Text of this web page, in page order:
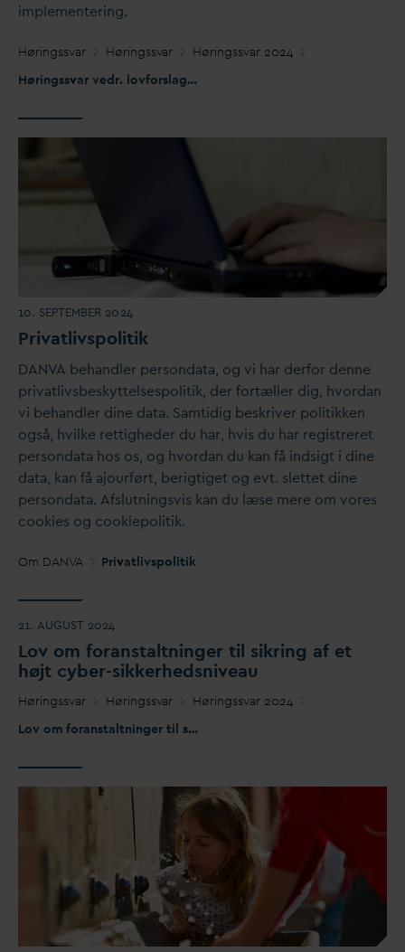
implementering.
Høringssvar Høringssvar Høringssvar 2024
Høringssvar vedr. lovforslag om terrænnært grund
10. SEPTEMBER 2024
Privatlivspolitik
DANVA behandler persondata, og vi har derfor denne
privatlivsbeskyttelsespolitik, der fortæller dig, hvordan
vi behandler dine data. Samtidig beskriver politikken
også, hvilke rettigheder du har, hvis du har registreret
persondata hos os, og hvordan du kan få indsigt i dine
data, kan få ajourført, berigtiget og evt. slettet dine
persondata. Afslutningsvis kan du læse mere om vores
cookies og cookiepolitik.
Om DANVA Privatlivspolitik
21. AUGUST 2024
Lov om foranstaltninger til sikring af et
højt cyber-sikkerhedsniveau
Høringssvar Høringssvar Høringssvar 2024
Lov om foranstaltninger til sikring af et højt cyber-sikkerhedsniveau